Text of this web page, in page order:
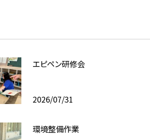
エピペン研修会
2026/07/31
環境整備作業